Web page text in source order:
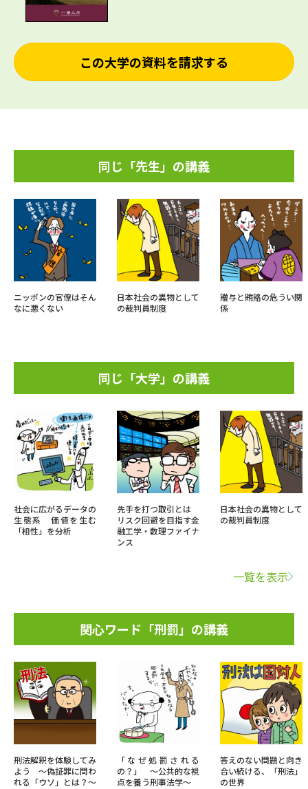
この大学の資料を請求する
同じ「先生」の講義
ニッポンの官僚はそん
なに悪くない
日本社会の異物として
の裁判員制度
贈与と賄賂の危うい関
係
同じ「大学」の講義
社会に広がるデータの
生態系 価値を生む
「相性」を分析
先手を打つ取引とは
リスク回避を目指す金
融工学・数理ファイナ
ンス
日本社会の異物として
の裁判員制度
一覧を表示
関心ワード「刑罰」の講義
刑法解釈を体験してみ
よう ～偽証罪に問わ
れる「ウソ」とは？～
「なぜ処罰される
の？」 ～公共的な視
点を養う刑事法学～
答えのない問題と向き
合い続ける、「刑法」
の世界